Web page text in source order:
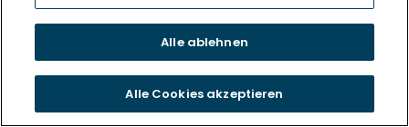
Alle ablehnen
Alle Cookies akzeptieren